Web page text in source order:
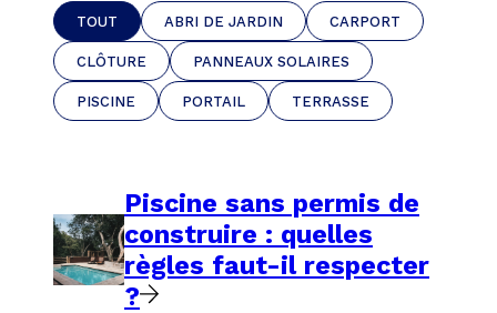
TOUT ABRI DE JARDIN CARPORT
CLÔTURE PANNEAUX SOLAIRES
PISCINE PORTAIL TERRASSE
Piscine sans permis de
construire : quelles
règles faut-il respecter
?